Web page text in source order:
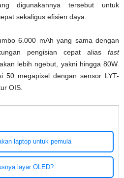
digunakannya tersebut untuk
sekaligus efisien daya.
6.000 mAh yang sama dengan
pengisian cepat alias fast
lebih ngebut, yakni hingga 80W.
50 megapixel dengan sensor LYT-
OIS.
laptop untuk pemula
layar OLED?